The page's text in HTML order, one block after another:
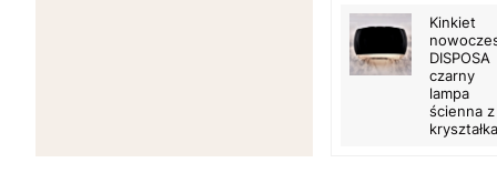
Kinkiet
DISPOSA
czarny
lampa
ścienna z